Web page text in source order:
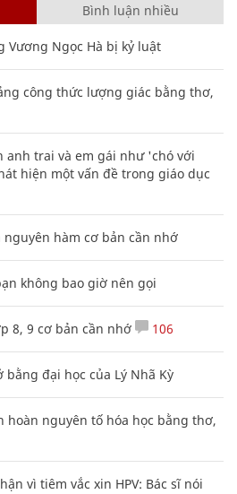
Bình luận nhiều
Vương Ngọc Hà bị kỷ luật
công thức lượng giác bằng thơ,
anh trai và em gái như 'chó với
hiện một vấn đề trong giáo dục
hàm cơ bản cần nhớ
không bao giờ nên gọi
8, 9 cơ bản cần nhớ 106
đại học của Lý Nhã Kỳ
hoàn nguyên tố hóa học bằng thơ,
vì tiêm vắc xin HPV: Bác sĩ nói